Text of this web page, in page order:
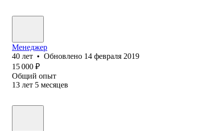
Менеджер
40 лет • Обновлено 14 февраля 2019
15 000 ₽
Общий опыт
13 лет 5 месяцев